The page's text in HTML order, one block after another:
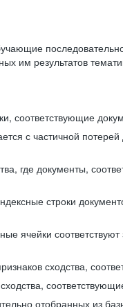
им результатов
соответствующие
с частичной
где документы,
строки
ячейки
сходства,
отобранных из